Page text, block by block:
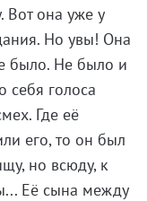
Вот она уже у
Но увы! Она
было. Не было и
голоса
Где её
его, то он был
но всюду, к
Её сына между